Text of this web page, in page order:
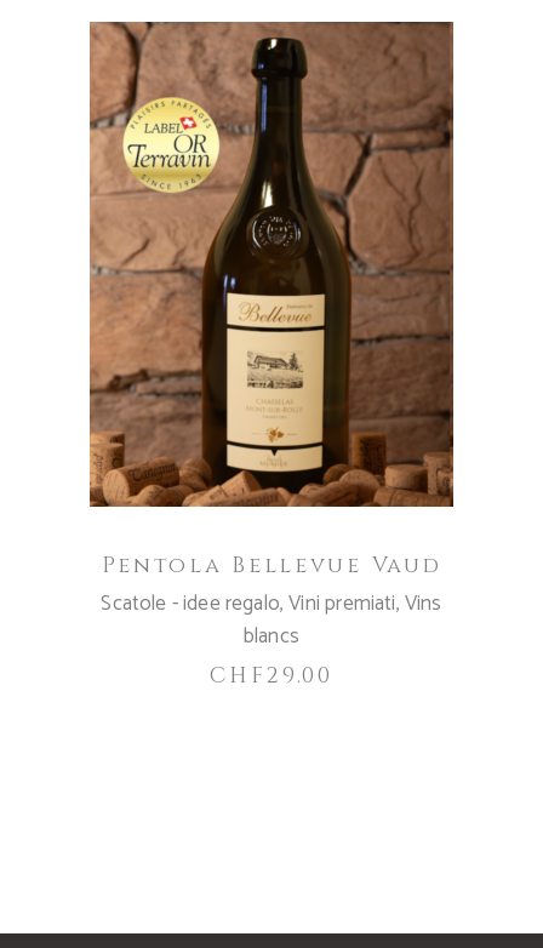
AGGIUNGI AL CARRELLO
Pentola Bellevue Vaud
Scatole - idee regalo,Vini premiati,Vins
blancs
CHF29.00